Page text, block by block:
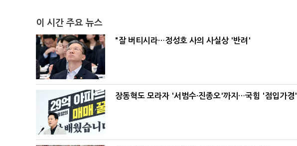
이 시간 주요 뉴스
"잘 버티시라…정성호 사의 사실상 '반려'
장동혁도 모라자 '서범수·진종오'까지…국힘 '점입가경'